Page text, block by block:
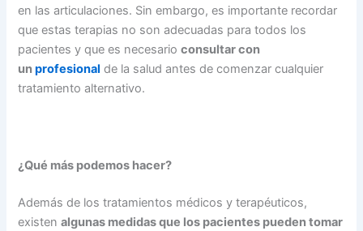
en las articulaciones. Sin embargo, es importante recordar
que estas terapias no son adecuadas para todos los
pacientes y que es necesarioconsultar con
unprofesional de la salud antes de comenzar cualquier
tratamiento alternativo.
¿Qué más podemos hacer?
Además de los tratamientos médicos y terapéuticos,
existenalgunas medidas que los pacientes pueden tomar